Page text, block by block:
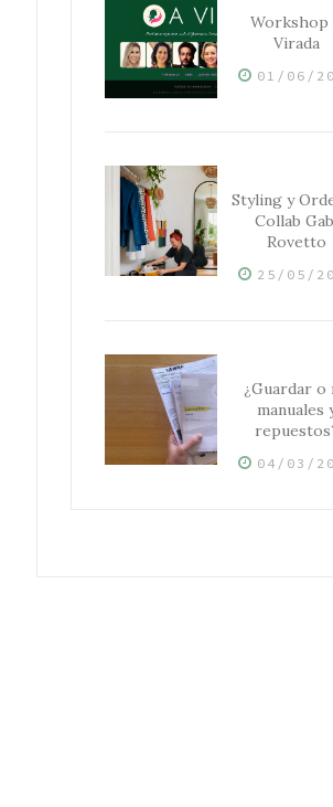
Workshop
Virada
01/06/
Styling y
Collab
Rovetto
25/05/
¿Guardar o
manuales
04/03/